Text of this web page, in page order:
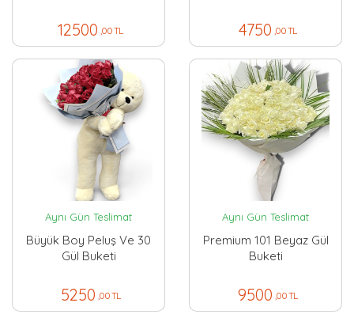
12500 ,00 TL 4750 ,00 TL
Aynı Gün Teslimat
Büyük Boy Peluş Ve 30
Gül Buketi
5250 ,00 TL
Aynı Gün Teslimat
Premium 101 Beyaz Gül
Buketi
9500 ,00 TL